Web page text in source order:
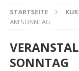
STARTSEITE
AM SONNTAG
SONNTAG